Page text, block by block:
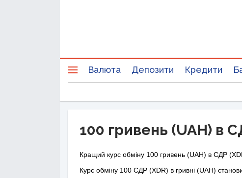
Валюта Депозити Кредити
100 гривень (UAH) в
Кращий курс обміну 100 гривень (UAH) в СДР
Курс обміну 100 СДР (XDR) в гривні (UAH)